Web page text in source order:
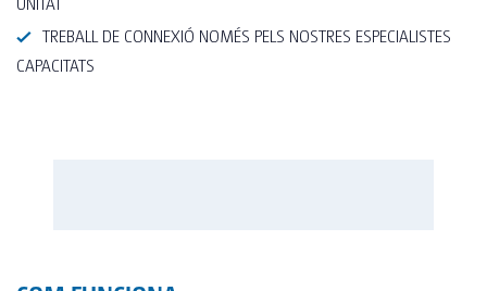
TREBALL DE CONNEXIÓ NOMÉS PELS NOSTRES ESPECIALISTES
CAPACITATS